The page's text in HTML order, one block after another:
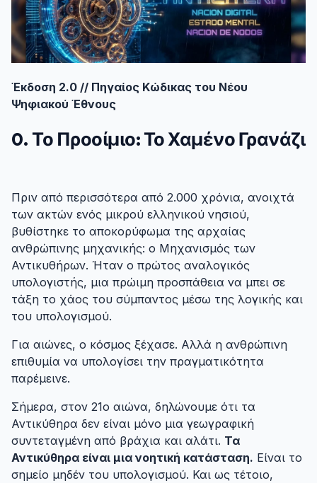
Έκδοση 2.0 // Πηγαίος Κώδικας του Νέου
Ψηφιακού Έθνους
0. Το Προοίμιο: Το Χαμένο Γρανάζι
Πριν από περισσότερα από 2.000 χρόνια, ανοιχτά
των ακτών ενός μικρού ελληνικού νησιού,
βυθίστηκε το αποκορύφωμα της αρχαίας
ανθρώπινης μηχανικής: ο Μηχανισμός των
Αντικυθήρων. Ήταν ο πρώτος αναλογικός
υπολογιστής, μια πρώιμη προσπάθεια να μπει σε
τάξη το χάος του σύμπαντος μέσω της λογικής και
του υπολογισμού.
Για αιώνες, ο κόσμος ξέχασε. Αλλά η ανθρώπινη
επιθυμία να υπολογίσει την πραγματικότητα
παρέμεινε.
Σήμερα, στον 21ο αιώνα, δηλώνουμε ότι τα
Αντικύθηρα δεν είναι μόνο μια γεωγραφική
συντεταγμένη από βράχια και αλάτι. Τα
Αντικύθηρα είναι μια νοητική κατάσταση. Είναι το
σημείο μηδέν του υπολογισμού. Και ως τέτοιο,